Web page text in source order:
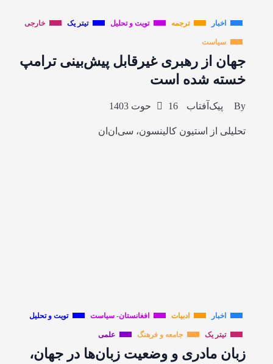
اخبار ترجمه تویت و تحلیل تیتر یک خارجی
سیاست
جهان از رهبری غیرقابل پیش‌بینی ترامپ
خسته شده است
By پیک‌آفتاب 16 حوت 1403
تحلیلی از استیون کالینسون، سی‌ان‌ان
اخبار ادبیات افغانستان- سیاست تویت و تحلیل
تیتر یک جامعه و فرهنگ علمی
زبان مادری و وضعیت زبان‌ها در جهان،